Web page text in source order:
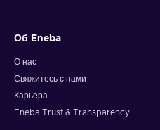
Об Eneba
О нас
Свяжитесь с нами
Карьера
Eneba Trust & Transparency